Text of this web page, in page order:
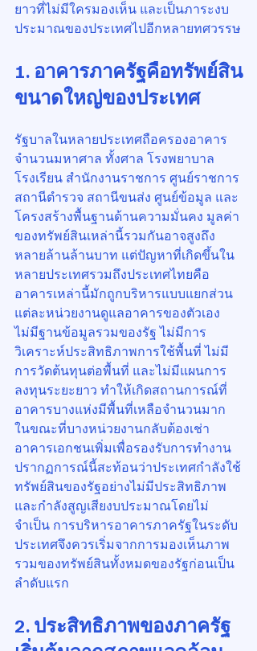
ยาวที่ไม่มีใครมองเห็น และเป็นภาระงบ
ประมาณของประเทศไปอีกหลายทศวรรษ
1. อาคารภาครัฐคือทรัพย์สิน
ขนาดใหญ่ของประเทศ
รัฐบาลในหลายประเทศถือครองอาคาร
จำนวนมหาศาล ทั้งศาล โรงพยาบาล
โรงเรียน สำนักงานราชการ ศูนย์ราชการ
สถานีตำรวจ สถานีขนส่ง ศูนย์ข้อมูล และ
โครงสร้างพื้นฐานด้านความมั่นคง มูลค่า
ของทรัพย์สินเหล่านี้รวมกันอาจสูงถึง
หลายล้านล้านบาท แต่ปัญหาที่เกิดขึ้นใน
หลายประเทศรวมถึงประเทศไทยคือ
อาคารเหล่านี้มักถูกบริหารแบบแยกส่วน
แต่ละหน่วยงานดูแลอาคารของตัวเอง
ไม่มีฐานข้อมูลรวมของรัฐ ไม่มีการ
วิเคราะห์ประสิทธิภาพการใช้พื้นที่ ไม่มี
การวัดต้นทุนต่อพื้นที่ และไม่มีแผนการ
ลงทุนระยะยาว ทำให้เกิดสถานการณ์ที่
อาคารบางแห่งมีพื้นที่เหลือจำนวนมาก
ในขณะที่บางหน่วยงานกลับต้องเช่า
อาคารเอกชนเพิ่มเพื่อรองรับการทำงาน
ปรากฏการณ์นี้สะท้อนว่าประเทศกำลังใช้
ทรัพย์สินของรัฐอย่างไม่มีประสิทธิภาพ
และกำลังสูญเสียงบประมาณโดยไม่
จำเป็น การบริหารอาคารภาครัฐในระดับ
ประเทศจึงควรเริ่มจากการมองเห็นภาพ
รวมของทรัพย์สินทั้งหมดของรัฐก่อนเป็น
ลำดับแรก
2. ประสิทธิภาพของภาครัฐ